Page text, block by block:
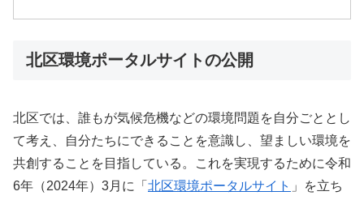
北区環境ポータルサイトの公開
北区では、誰もが気候危機などの環境問題を自分ごととし
て考え、自分たちにできることを意識し、望ましい環境を
共創することを目指している。これを実現するために令和
6年（2024年）3月に「 北区環境ポータルサイト 」を立ち